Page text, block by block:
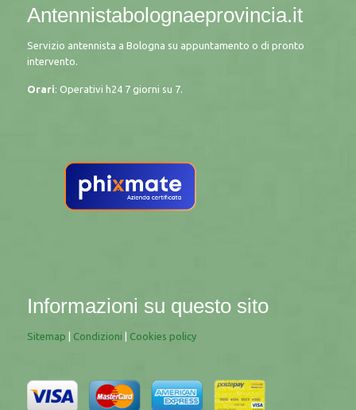
Antennistabolognaeprovincia.it
Servizio antennista a Bologna su appuntamento o di pronto
intervento.
Orari: Operativi h24 7 giorni su 7.
Informazioni su questo sito
Sitemap Condizioni Cookies policy